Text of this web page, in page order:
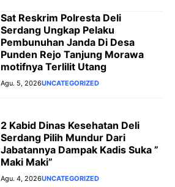
Sat Reskrim Polresta Deli
Serdang Ungkap Pelaku
Pembunuhan Janda Di Desa
Punden Rejo Tanjung Morawa
motifnya Terlilit Utang
Agu. 5, 2026UNCATEGORIZED
2 Kabid Dinas Kesehatan Deli
Serdang Pilih Mundur Dari
Jabatannya Dampak Kadis Suka ”
Maki Maki”
Agu. 4, 2026UNCATEGORIZED